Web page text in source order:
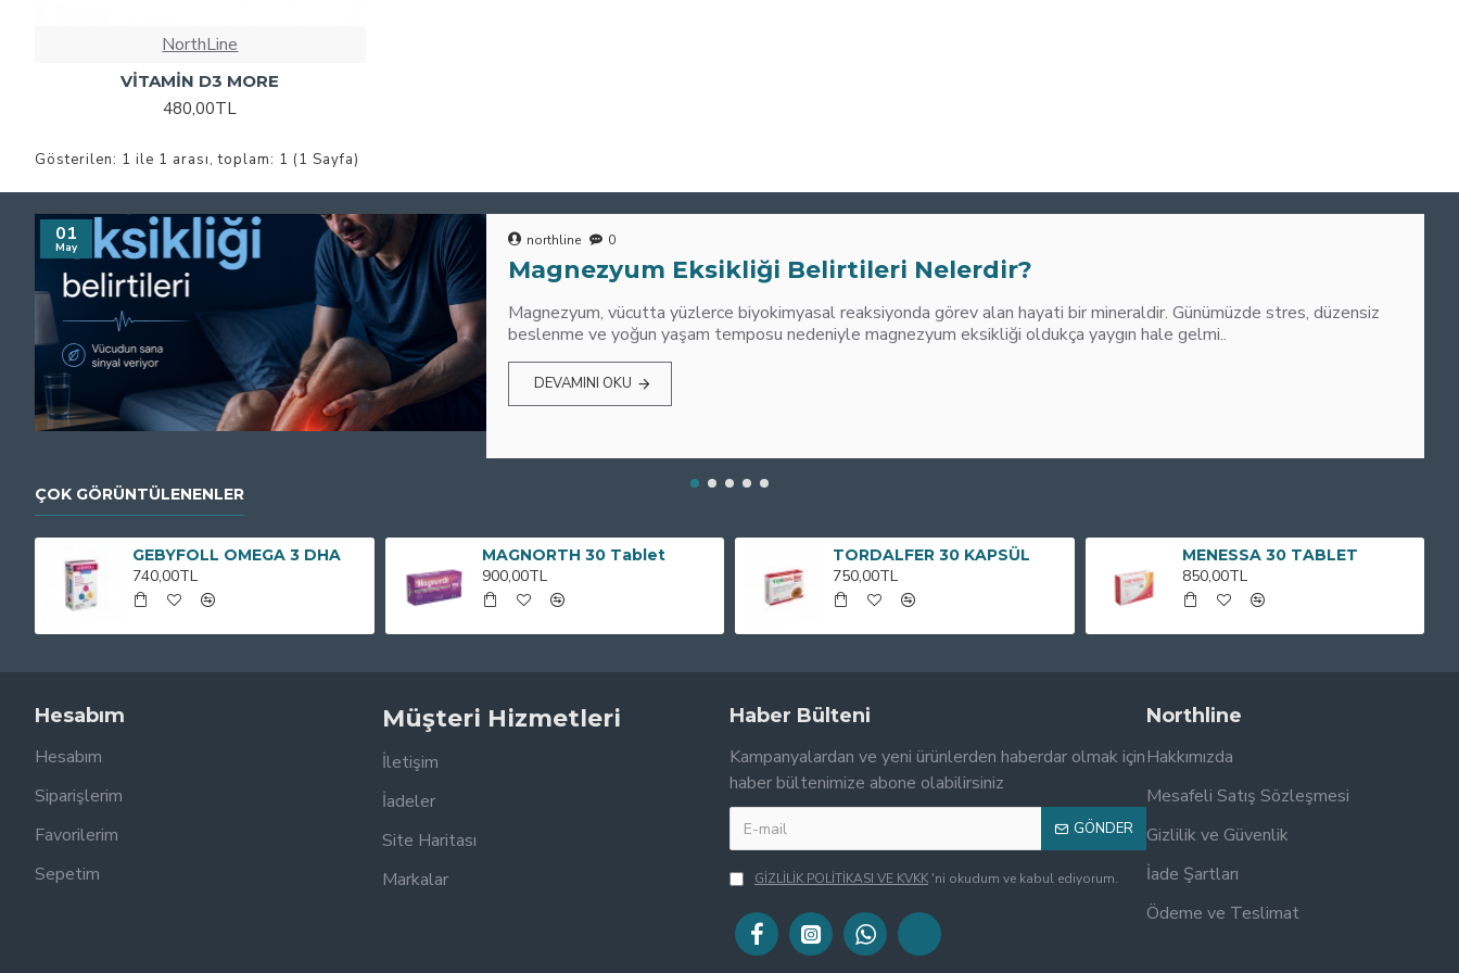
NorthLine
VİTAMİN D3 MORE
480,00TL
Gösterilen: 1 ile 1 arası, toplam: 1 (1 Sayfa)
01
May northline 0
Magnezyum Eksikliği Belirtileri Nelerdir?
Magnezyum, vücutta yüzlerce biyokimyasal reaksiyonda görev alan hayati bir mineraldir. Günümüzde stres, düzensiz
beslenme ve yoğun yaşam temposu nedeniyle magnezyum eksikliği oldukça yaygın hale gelmi..
DEVAMINI OKU
ÇOK GÖRÜNTÜLENENLER
GEBYFOLL OMEGA 3 DHA
740,00TL
MAGNORTH 30 Tablet
900,00TL
TORDALFER 30 KAPSÜL
750,00TL
MENESSA 30 TABLET
850,00TL
Hesabım
Hesabım
Siparişlerim
Favorilerim
Sepetim
Müşteri Hizmetleri
İletişim
İadeler
Site Haritası
Markalar
Haber Bülteni
Kampanyalardan ve yeni ürünlerden haberdar olmak için
haber bültenimize abone olabilirsiniz
GÖNDER
GİZLİLİK POLİTİKASI VE KVKK 'ni okudum ve kabul ediyorum.
Northline
Hakkımızda
Mesafeli Satış Sözleşmesi
Gizlilik ve Güvenlik
İade Şartları
Ödeme ve Teslimat